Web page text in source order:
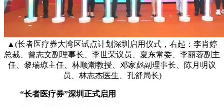
▲(长者医疗券大湾区试点计划深圳启用仪式，右起：李肖婷
总裁、曾志文副理事长、李世荣议员、夏东常委、李丽蓉副主
任、黎瑞琼主任、林顺潮教授、邓家彪副理事长、陈月明议
员、林志杰医生、孔舒局长)
“长者医疗券”深圳正式启用